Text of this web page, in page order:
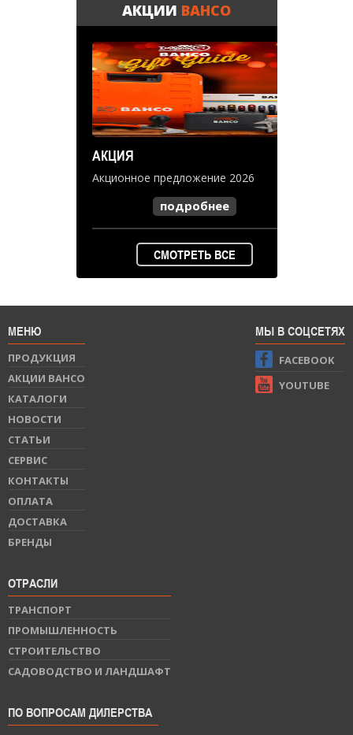
АКЦИИ BAHCO
АКЦИЯ
Акционное предложение 2026
подробнее
СМОТРЕТЬ ВСЕ
МЕНЮ
ПРОДУКЦИЯ
АКЦИИ BAHCO
КАТАЛОГИ
НОВОСТИ
СТАТЬИ
СЕРВИС
КОНТАКТЫ
ОПЛАТА
ДОСТАВКА
БРЕНДЫ
ОТРАСЛИ
ТРАНСПОРТ
ПРОМЫШЛЕННОСТЬ
СТРОИТЕЛЬСТВО
САДОВОДСТВО И ЛАНДШАФТ
ПО ВОПРОСАМ ДИЛЕРСТВА
МЫ В СОЦСЕТЯХ
FACEBOOK
YOUTUBE